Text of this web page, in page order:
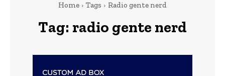
Home Tags Radio gente nerd
Tag: radio gente nerd